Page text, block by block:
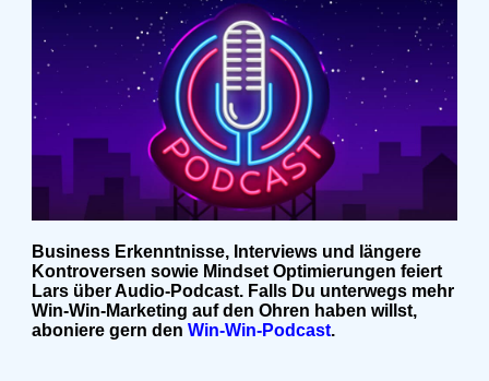
Business Erkenntnisse, Interviews und längere
Kontroversen sowie Mindset Optimierungen feiert
Lars über Audio-Podcast. Falls Du unterwegs mehr
Win-Win-Marketing auf den Ohren haben willst,
aboniere gern den Win-Win-Podcast.